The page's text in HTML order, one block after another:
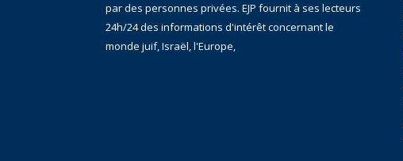
par des personnes privées. EJP fournit à ses lecteurs
24h/24 des informations d'intérêt concernant le
monde juif, Israël, l'Europe,